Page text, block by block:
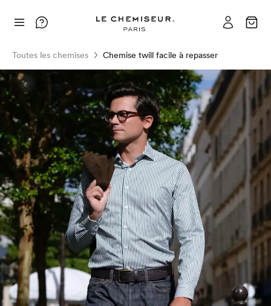
Toutes les chemises Chemise twill facile à repasser